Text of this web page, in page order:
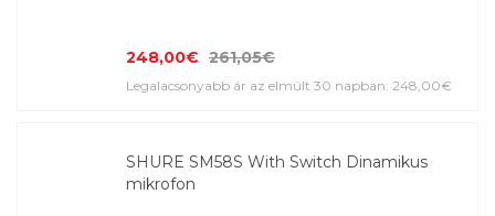
248,00€ 261,05€
Legalacsonyabb ár az elmúlt 30 napban: 248,00€
SHURE SM58S With Switch Dinamikus
mikrofon